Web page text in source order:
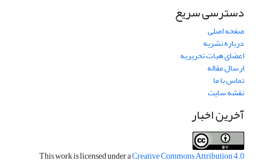
دسترسی سریع
صفحه اصلی
درباره نشریه
اعضای هیات تحریریه
ارسال مقاله
تماس با ما
نقشه سایت
آخرین اخبار
This work is licensed under aCreative Commons Attribution 4.0